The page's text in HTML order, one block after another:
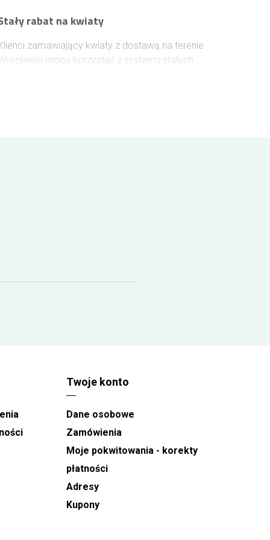
rabat na kwiaty
zamawiający kwiaty z dostawą na terenie
mogą korzystać z systemu stałych
Twoje konto
Dane osobowe
Zamówienia
Moje pokwitowania - korekty
płatności
Adresy
Kupony